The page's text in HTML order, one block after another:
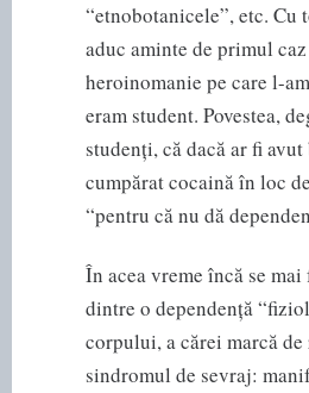
“etnobotanicele”, etc. Cu
aduc aminte de primul
heroinomanie pe care l-
eram student. Povestea,
studenți, că dacă ar fi
cumpărat cocaină în loc
“pentru că nu dă
În acea vreme încă se
dintre o dependență
corpului, a cărei marcă de
sindromul de sevraj: